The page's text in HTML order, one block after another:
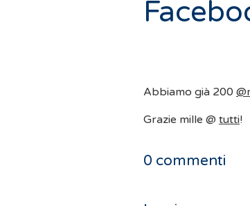
Abbiamo già 200
Grazie mille @ tutti!
0 commenti